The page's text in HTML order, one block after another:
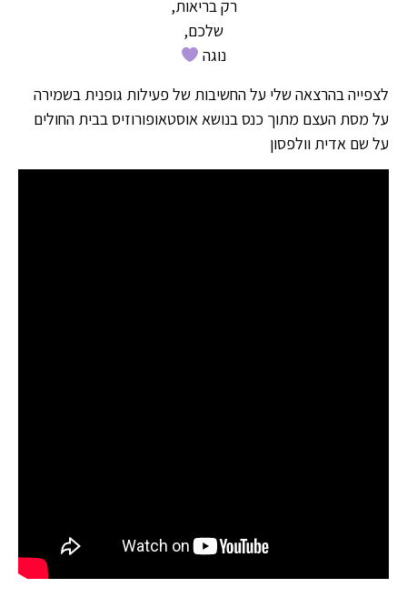
רק בריאות,
שלכם,
נוגה
לצפייה בהרצאה שלי על החשיבות של פעילות גופנית בשמירה
על מסת העצם מתוך כנס בנושא אוסטאופורוזיס בבית החולים
על שם אדית וולפסון